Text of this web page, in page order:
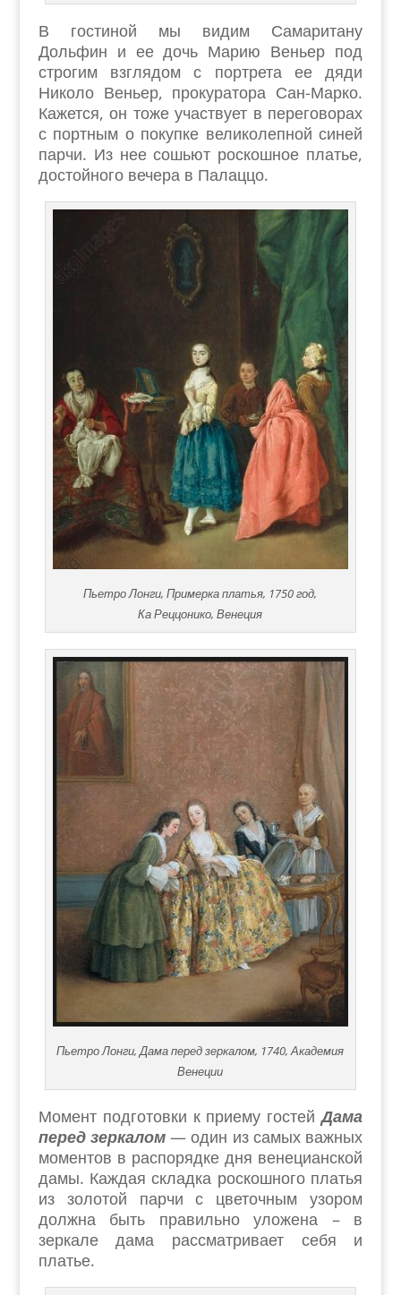
В гостиной мы видим Самаритану
Дольфин и ее дочь Марию Веньер под
строгим взглядом с портрета ее дяди
Николо Веньер, прокуратора Сан-Марко.
Кажется, он тоже участвует в переговорах
с портным о покупке великолепной синей
парчи. Из нее сошьют роскошное платье,
достойного вечера в Палаццо.
Пьетро Лонги, Примерка платья, 1750 год,
Ка Реццонико, Венеция
Пьетро Лонги, Дама перед зеркалом, 1740, Академия
Венеции
Момент подготовки к приему гостейДама
перед зеркалом— один из самых важных
моментов в распорядке дня венецианской
дамы. Каждая складка роскошного платья
из золотой парчи с цветочным узором
должна быть правильно уложена – в
зеркале дама рассматривает себя и
платье.